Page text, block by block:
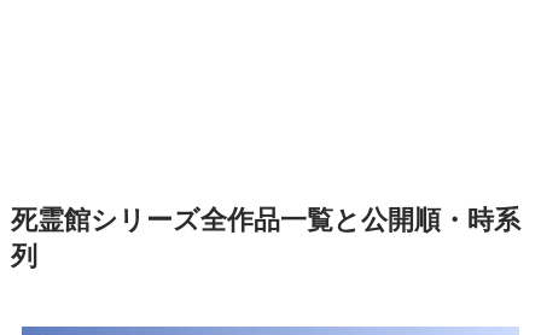
死霊館シリーズ全作品一覧と公開順・時系
列